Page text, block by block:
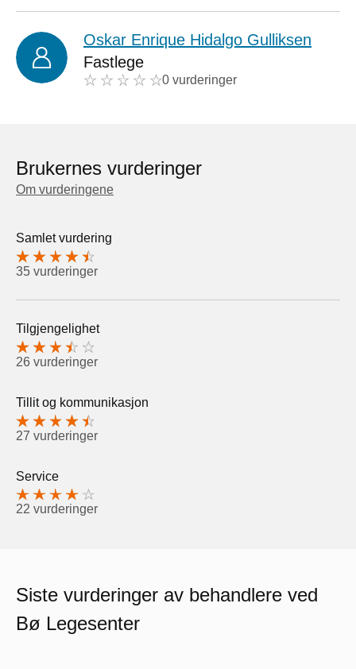
Oskar Enrique Hidalgo Gulliksen
Fastlege
0 vurderinger
Brukernes vurderinger
Om vurderingene
Samlet vurdering
35 vurderinger
Tilgjengelighet
26 vurderinger
Tillit og kommunikasjon
27 vurderinger
Service
22 vurderinger
Siste vurderinger av behandlere ved
Bø Legesenter